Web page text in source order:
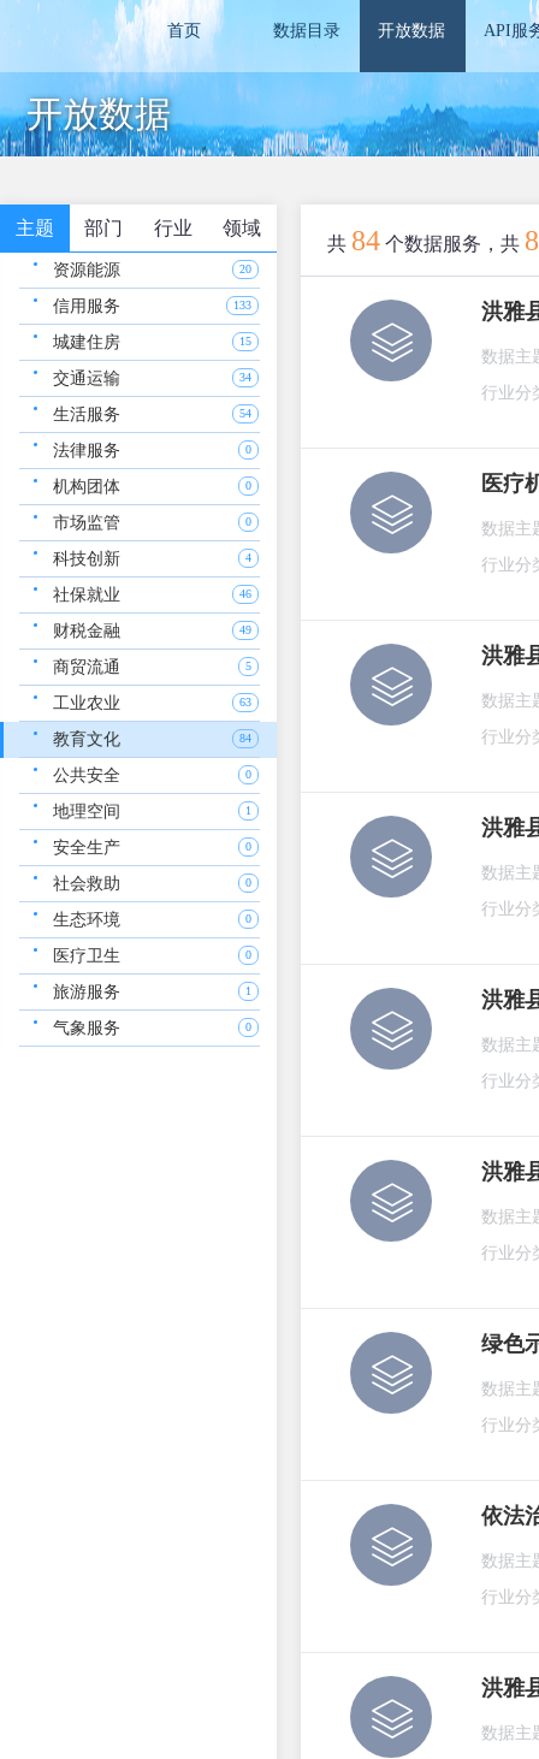
首页 数据目录 开放数据 API服
开放数据
主题 部门 行业 领域
资源能源 20
信用服务 133
城建住房 15
交通运输 34
生活服务 54
法律服务 0
机构团体 0
市场监管 0
科技创新 4
社保就业 46
财税金融 49
商贸流通 5
工业农业 63
教育文化 84
公共安全 0
地理空间 1
安全生产 0
社会救助 0
生态环境 0
医疗卫生 0
旅游服务 1
气象服务 0
共 84 个数据服务，共
洪雅
数据主
行业分
医疗
数据主
行业分
洪雅
数据主
行业分
洪雅
数据主
行业分
洪雅
数据主
行业分
洪雅
数据主
行业分
绿色
数据主
行业分
依法
数据主
行业分
洪雅
数据主